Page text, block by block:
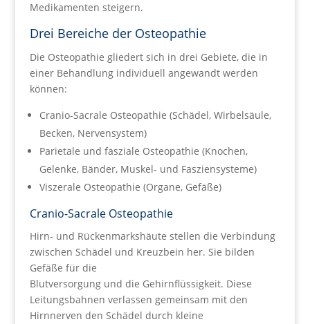
Medikamenten steigern.
Drei Bereiche der Osteopathie
Die Osteopathie gliedert sich in drei Gebiete, die in
einer Behandlung individuell angewandt werden
können:
Cranio-Sacrale Osteopathie (Schädel, Wirbelsäule,
Becken, Nervensystem)
Parietale und fasziale Osteopathie (Knochen,
Gelenke, Bänder, Muskel- und Fasziensysteme)
Viszerale Osteopathie (Organe, Gefäße)
Cranio-Sacrale Osteopathie
Hirn- und Rückenmarkshäute stellen die Verbindung
zwischen Schädel und Kreuzbein her. Sie bilden
Gefäße für die
Blutversorgung und die Gehirnflüssigkeit. Diese
Leitungsbahnen verlassen gemeinsam mit den
Hirnnerven den Schädel durch kleine